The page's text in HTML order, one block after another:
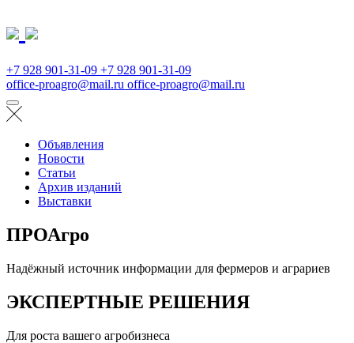
+7 928 901-31-09 +7 928 901-31-09
office-proagro@mail.ru office-proagro@mail.ru
Объявления
Новости
Статьи
Архив изданий
Выставки
ПРОАгро
Надёжный источник информации для фермеров и аграриев
ЭКСПЕРТНЫЕ РЕШЕНИЯ
Для роста вашего агробизнеса